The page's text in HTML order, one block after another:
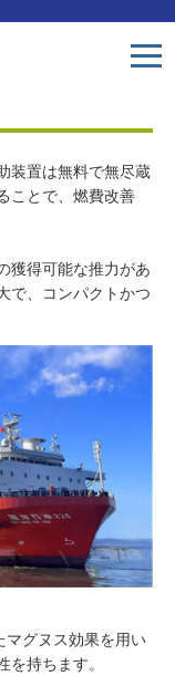
装置は無料で無尽蔵
ことで、燃費改善
獲得可能な推力があ
で、コンパクトかつ
マグヌス効果を用い
持ちます。